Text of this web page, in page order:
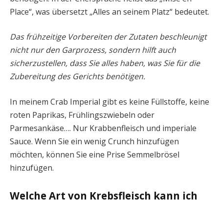
Place“, was übersetzt „Alles an seinem Platz“ bedeutet.
Das frühzeitige Vorbereiten der Zutaten beschleunigt
nicht nur den Garprozess, sondern hilft auch
sicherzustellen, dass Sie alles haben, was Sie für die
Zubereitung des Gerichts benötigen.
In meinem Crab Imperial gibt es keine Füllstoffe, keine
roten Paprikas, Frühlingszwiebeln oder
Parmesankäse…. Nur Krabbenfleisch und imperiale
Sauce. Wenn Sie ein wenig Crunch hinzufügen
möchten, können Sie eine Prise Semmelbrösel
hinzufügen.
Welche Art von Krebsfleisch kann ich